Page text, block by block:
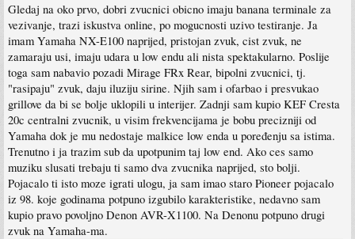
Gledaj na oko prvo, dobri zvucnici obicno imaju banana terminale za
vezivanje, trazi iskustva online, po mogucnosti uzivo testiranje. Ja
imam Yamaha NX-E100 naprijed, pristojan zvuk, cist zvuk, ne
zamaraju usi, imaju udara u low endu ali nista spektakularno. Poslije
toga sam nabavio pozadi Mirage FRx Rear, bipolni zvucnici, tj.
"rasipaju" zvuk, daju iluziju sirine. Njih sam i ofarbao i presvukao
grillove da bi se bolje uklopili u interijer. Zadnji sam kupio KEF Cresta
20c centralni zvucnik, u visim frekvencijama je bobu precizniji od
Yamaha dok je mu nedostaje malkice low enda u poređenju sa istima.
Trenutno i ja trazim sub da upotpunim taj low end. Ako ces samo
muziku slusati trebaju ti samo dva zvucnika naprijed, sto bolji.
Pojacalo ti isto moze igrati ulogu, ja sam imao staro Pioneer pojacalo
iz 98. koje godinama potpuno izgubilo karakteristike, nedavno sam
kupio pravo povoljno Denon AVR-X1100. Na Denonu potpuno drugi
zvuk na Yamaha-ma.